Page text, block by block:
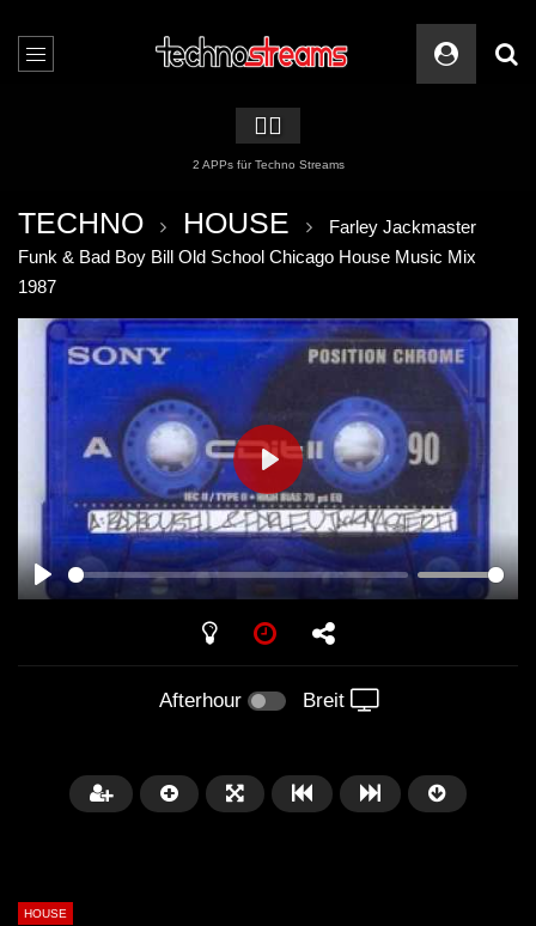
🏳️‍🌈
2 APPs für Techno Streams
TECHNO HOUSE
Farley Jackmaster
Funk & Bad Boy Bill Old School Chicago House Music Mix
1987
PLAY
PLAY
Afterhour Breit
HOUSE